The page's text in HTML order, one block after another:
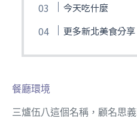
今天吃什麼
更多新北美食分享
餐廳環境
三爐伍八這個名稱，顧名思